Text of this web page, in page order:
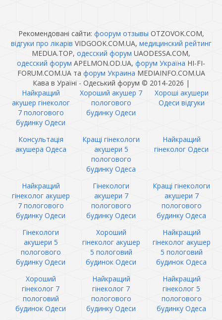
Рекомендовані сайти: фоорум отзывы OTZOVOK.COM,
відгуки про лікарів VIDGOOK.COM.UA, медицинский рейтинг
MEDUA.TOP, одесский форум UAODESSA.COM,
одесский форум APELMON.OD.UA, форум Україна HI-FI-
FORUM.COM.UA та форум Украина MEDIAINFO.COM.UA
Кава в Ураїні - Одеський форум © 2014-2026 |
Найкращий
акушер гінеколог
7 пологового
будинку Одеси
Хороший акушер 7
пологового
будинку Одеси
Хороші акушери
Одеси відгуки
Консультація
акушера Одеса
Кращі гінекологи
акушери 5
пологового
будинку Одеса
Найкращий
гінеколог Одеси
Найкращий
гінеколог акушер
7 пологового
будинку Одеси
Гінекологи
акушери 7
пологового
будинку Одеси
Кращі гінекологи
акушери 7
пологового
будинку Одеса
Гінекологи
акушери 5
пологового
будинку Одеси
Хороший
гінеколог акушер
5 пологовий
будинок Одеси
Найкращий
гінеколог акушер
5 пологовий
будинок Одеса
Хороший
гінеколог 7
пологовий
будинок Одеси
Найкращий
гінеколог 7
пологового
будинку Одеси
Найкращий
гінеколог 5
пологового
будинку Одеса